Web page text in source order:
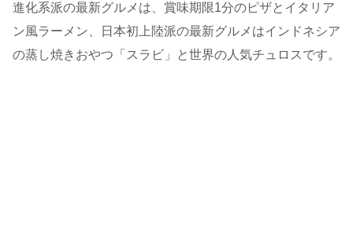
進化系派の最新グルメは、賞味期限1分のピザとイタリア
ン風ラーメン、日本初上陸派の最新グルメはインドネシア
の蒸し焼きおやつ「スラビ」と世界の人気チュロスです。